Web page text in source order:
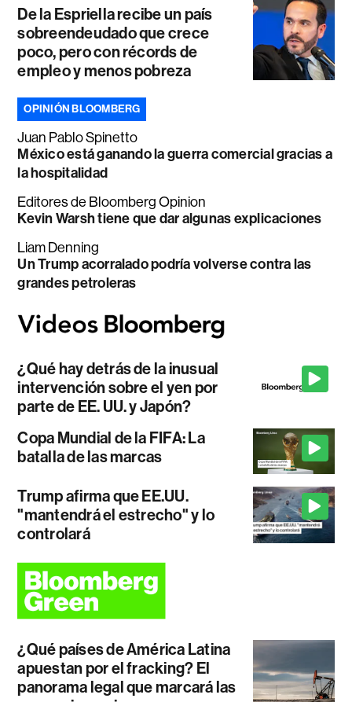
De la Espriella recibe un país
sobreendeudado que crece
poco, pero con récords de
empleo y menos pobreza
OPINIÓN BLOOMBERG
Juan Pablo Spinetto
México está ganando la guerra comercial gracias a
la hospitalidad
Editores de Bloomberg Opinion
Kevin Warsh tiene que dar algunas explicaciones
Liam Denning
Un Trump acorralado podría volverse contra las
grandes petroleras
¿Qué hay detrás de la inusual
intervención sobre el yen por
parte de EE. UU. y Japón?
Copa Mundial de la FIFA: La
batalla de las marcas
Trump afirma que EE.UU.
"mantendrá el estrecho" y lo
controlará
¿Qué países de América Latina
apuestan por el fracking? El
panorama legal que marcará las